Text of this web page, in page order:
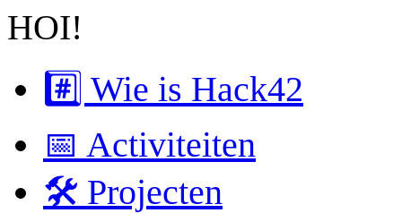
HOI!
#️⃣ Wie is Hack42
📅 Activiteiten
🛠 Projecten